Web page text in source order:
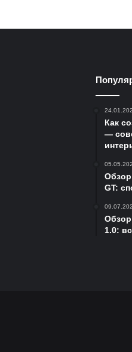
Как
—
Обзор
GT:
Обзор
1.0: